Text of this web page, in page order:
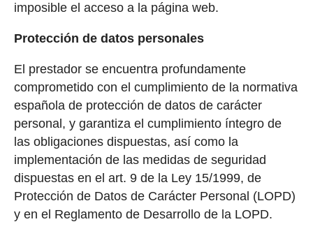
imposible el acceso a la página web.
Protección de datos personales
El prestador se encuentra profundamente
comprometido con el cumplimiento de la normativa
española de protección de datos de carácter
personal, y garantiza el cumplimiento íntegro de
las obligaciones dispuestas, así como la
implementación de las medidas de seguridad
dispuestas en el art. 9 de la Ley 15/1999, de
Protección de Datos de Carácter Personal (LOPD)
y en el Reglamento de Desarrollo de la LOPD.